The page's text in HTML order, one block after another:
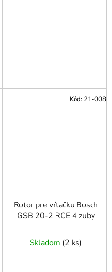
Rotor pre vŕtačku Bosch
GSB 20-2 RCE 4 zuby
Skladom (2 ks)
Kód: 21-008